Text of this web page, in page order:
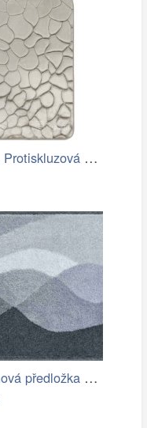
BO-MA, Protiskluzová koupelnová…
Koupelnová předložka HILLS